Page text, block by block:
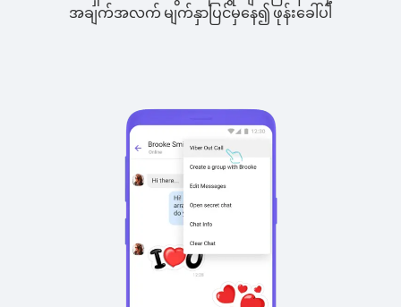
အချက်အလက် မျက်နှာပြင်မှနေ၍ ဖုန်းခေါ်ပါ